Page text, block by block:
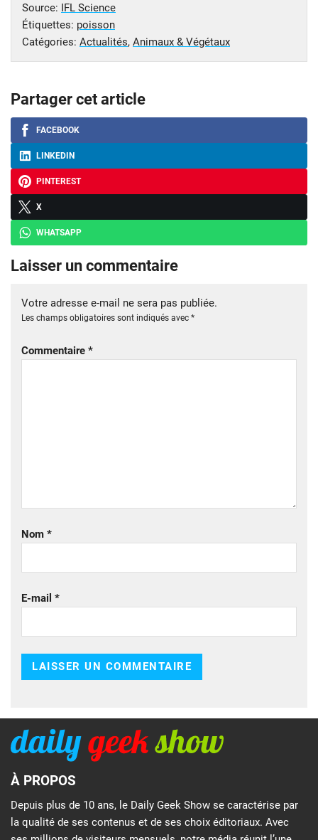
Source: IFL Science
Étiquettes: poisson
Catégories: Actualités, Animaux & Végétaux
Partager cet article
FACEBOOK
LINKEDIN
PINTEREST
X
WHATSAPP
Laisser un commentaire
Votre adresse e-mail ne sera pas publiée.
Les champs obligatoires sont indiqués avec *
Commentaire *
Nom *
E-mail *
À PROPOS
Depuis plus de 10 ans, le Daily Geek Show se caractérise par
la qualité de ses contenus et de ses choix éditoriaux. Avec